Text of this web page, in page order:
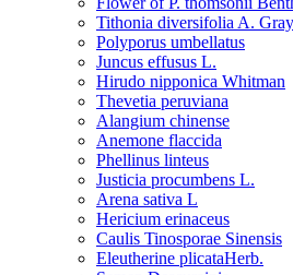
Tithonia diversifolia A. Gray
Polyporus umbellatus
Juncus effusus L.
Hirudo nipponica Whitman
Thevetia peruviana
Alangium chinense
Anemone flaccida
Phellinus linteus
Justicia procumbens L.
Arena sativa L
Hericium erinaceus
Caulis Tinosporae Sinensis
Eleutherine plicataHerb.